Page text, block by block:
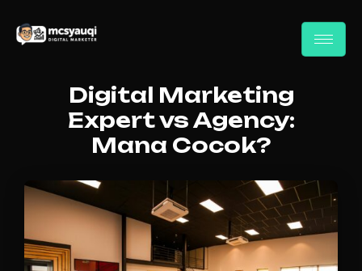
Digital Marketing
Expert vs Agency:
Mana Cocok?